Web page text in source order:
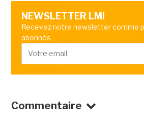
NEWSLETTER LMI
Recevez notre newsletter comme
abonnés
Commentaire